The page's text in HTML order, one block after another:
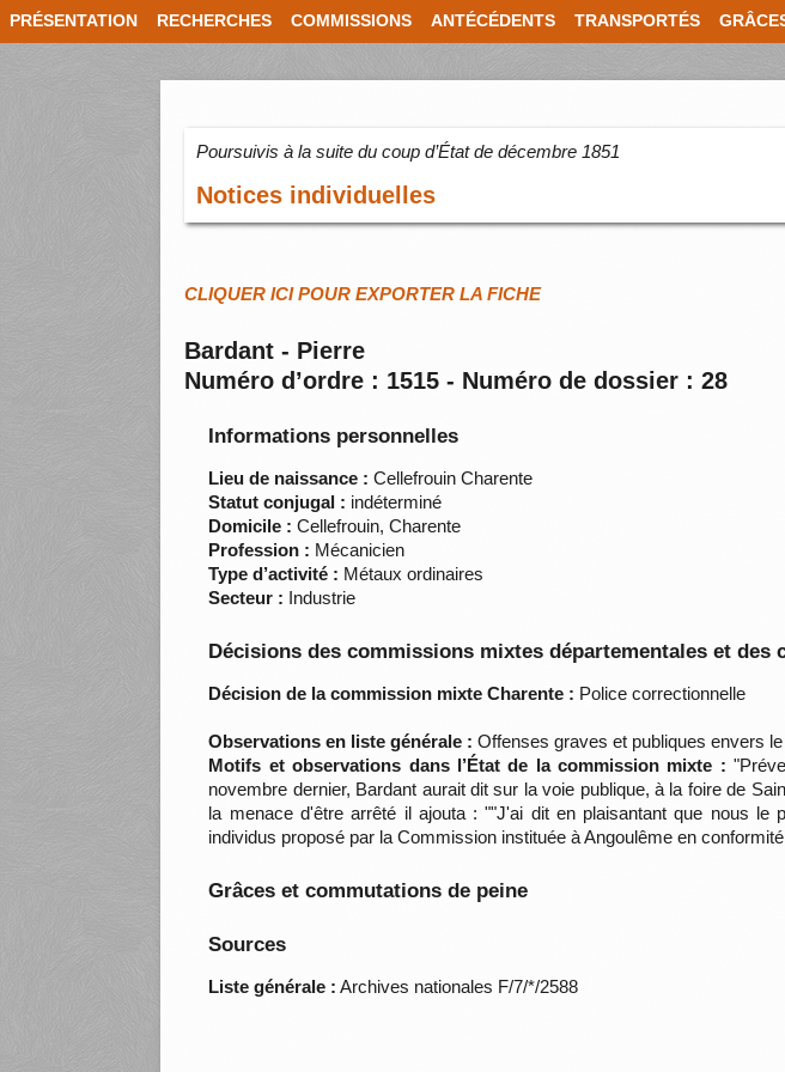
PRÉSENTATION RECHERCHES COMMISSIONS ANTÉCÉDENTS TRANSPORTÉS
Poursuivis à la suite du coup d’État de décembre 1851
Notices individuelles
CLIQUER ICI POUR EXPORTER LA FICHE
Bardant - Pierre
Numéro d’ordre : 1515 - Numéro de dossier : 28
Informations personnelles
Lieu de naissance : Cellefrouin Charente
Statut conjugal : indéterminé
Domicile : Cellefrouin, Charente
Profession : Mécanicien
Type d’activité : Métaux ordinaires
Secteur : Industrie
Décisions des commissions mixtes départementales et
Décision de la commission mixte Charente : Police correctionnelle
Observations en liste générale : Offenses graves et publiques envers
Motifs et observations dans l’État de la commission mixte :
novembre dernier, Bardant aurait dit sur la voie publique, à la foire de
la menace d'être arrêté il ajouta : ""J'ai dit en plaisantant que nous
individus proposé par la Commission instituée à Angoulême en
Grâces et commutations de peine
Sources
Liste générale : Archives nationales F/7/*/2588